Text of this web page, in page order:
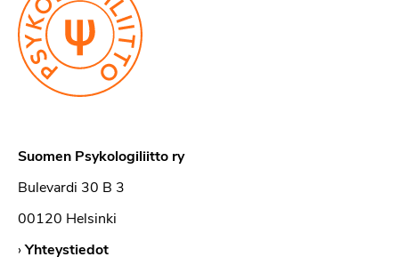
Suomen Psykologiliitto ry
Bulevardi 30 B 3
00120 Helsinki
›Yhteystiedot